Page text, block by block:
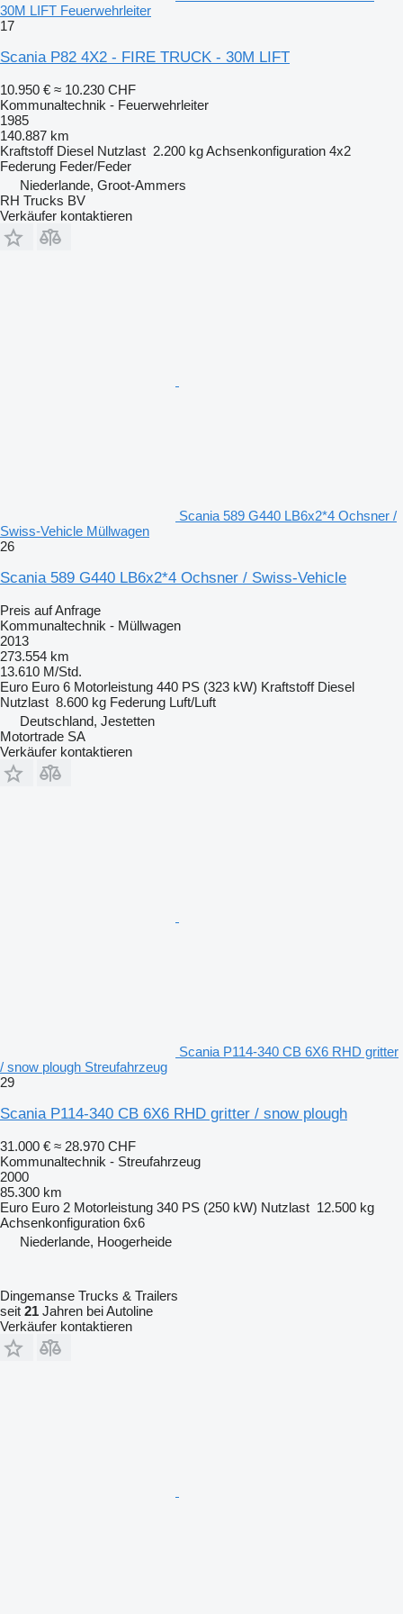
30M LIFT Feuerwehrleiter
17
Scania P82 4X2 - FIRE TRUCK - 30M LIFT
10.950 € ≈ 10.230 CHF
Kommunaltechnik - Feuerwehrleiter
1985
140.887 km
Kraftstoff Diesel Nutzlast 2.200 kgAchsenkonfiguration 4x2
Federung Feder/Feder
Niederlande, Groot-Ammers
RH Trucks BV
Verkäufer kontaktieren
Scania 589 G440 LB6x2*4 Ochsner /
Swiss-Vehicle Müllwagen
26
Scania 589 G440 LB6x2*4 Ochsner / Swiss-Vehicle
Preis auf Anfrage
Kommunaltechnik - Müllwagen
2013
273.554 km
13.610 M/Std.
Euro Euro 6 Motorleistung 440 PS (323 kW) Kraftstoff Diesel
Nutzlast 8.600 kg Federung Luft/Luft
Deutschland, Jestetten
Motortrade SA
Verkäufer kontaktieren
Scania P114-340 CB 6X6 RHD gritter
/ snow plough Streufahrzeug
29
Scania P114-340 CB 6X6 RHD gritter / snow plough
31.000 € ≈ 28.970 CHF
Kommunaltechnik - Streufahrzeug
2000
85.300 km
Euro Euro 2 Motorleistung 340 PS (250 kW) Nutzlast 12.500 kg
Achsenkonfiguration 6x6
Niederlande, Hoogerheide
Dingemanse Trucks & Trailers
seit 21 Jahren bei Autoline
Verkäufer kontaktieren